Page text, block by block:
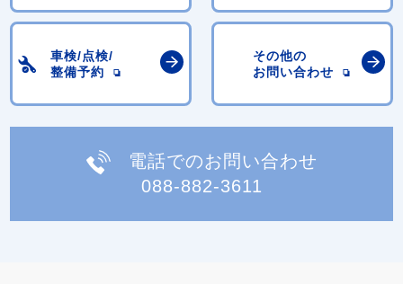
車検/点検/
整備予約
その他の
お問い合わせ
電話でのお問い合わせ
088-882-3611